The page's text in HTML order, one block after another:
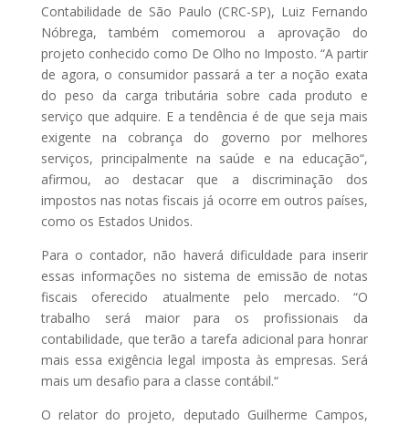
Contabilidade de São Paulo (CRC-SP), Luiz Fernando
Nóbrega, também comemorou a aprovação do
projeto conhecido como De Olho no Imposto. “A partir
de agora, o consumidor passará a ter a noção exata
do peso da carga tributária sobre cada produto e
serviço que adquire. E a tendência é de que seja mais
exigente na cobrança do governo por melhores
serviços, principalmente na saúde e na educação“,
afirmou, ao destacar que a discriminação dos
impostos nas notas fiscais já ocorre em outros países,
como os Estados Unidos.
Para o contador, não haverá dificuldade para inserir
essas informações no sistema de emissão de notas
fiscais oferecido atualmente pelo mercado. “O
trabalho será maior para os profissionais da
contabilidade, que terão a tarefa adicional para honrar
mais essa exigência legal imposta às empresas. Será
mais um desafio para a classe contábil.“
O relator do projeto, deputado Guilherme Campos,